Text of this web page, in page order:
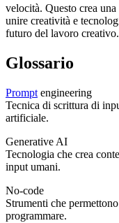
velocità. Questo crea
unire creatività e
futuro del lavoro creativo.
Glossario
Prompt engineering
Tecnica di scrittura di
artificiale.
Generative AI
Tecnologia che crea
input umani.
No-code
Strumenti che
programmare.